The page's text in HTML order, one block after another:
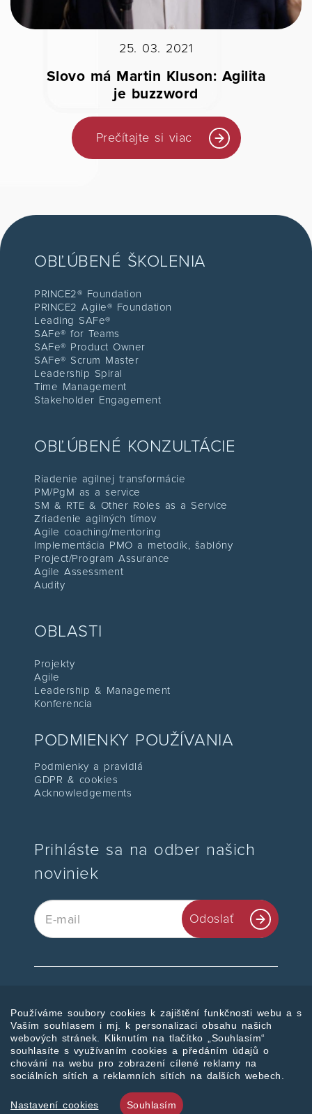
25. 03. 2021
Slovo má Martin Kluson: Agilita
je buzzword
Prečítajte si viac
OBĽÚBENÉ ŠKOLENIA
PRINCE2® Foundation
PRINCE2 Agile® Foundation
Leading SAFe®
SAFe® for Teams
SAFe® Product Owner
SAFe® Scrum Master
Leadership Spiral
Time Management
Stakeholder Engagement
OBĽÚBENÉ KONZULTÁCIE
Riadenie agilnej transformácie
PM/PgM as a service
SM & RTE & Other Roles as a Service
Zriadenie agilných tímov
Agile coaching/mentoring
Implementácia PMO a metodík, šablóny
Project/Program Assurance
Agile Assessment
Audity
OBLASTI
Projekty
Agile
Leadership & Management
Konferencia
PODMIENKY POUŽÍVANIA
Podmienky a pravidlá
GDPR & cookies
Acknowledgements
Prihláste sa na odber našich
noviniek
Email
Odoslať
Pridajte sa k nám
© 2026 Symphera s.r.o.
Používáme soubory cookies k zajištění funkčnosti webu a s
Vaším souhlasem i mj. k personalizaci obsahu našich
webových stránek. Kliknutím na tlačítko „Souhlasím“
souhlasíte s využívaním cookies a předáním údajů o
chování na webu pro zobrazení cílené reklamy na
sociálních sítích a reklamních sítích na dalších webech.
Nastavení cookies Souhlasím